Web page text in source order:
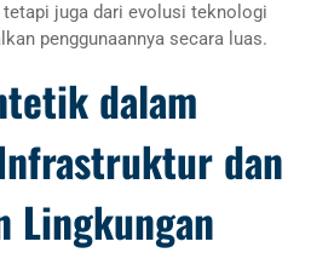
juga dari evolusi teknologi
penggunaannya secara luas.
dalam
dan
Lingkungan